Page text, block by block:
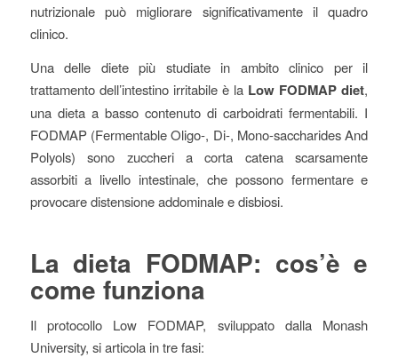
nutrizionale può migliorare significativamente il quadro
clinico.
Una delle diete più studiate in ambito clinico per il
trattamento dell’intestino irritabile è la Low FODMAP diet,
una dieta a basso contenuto di carboidrati fermentabili. I
FODMAP (Fermentable Oligo-, Di-, Mono-saccharides And
Polyols) sono zuccheri a corta catena scarsamente
assorbiti a livello intestinale, che possono fermentare e
provocare distensione addominale e disbiosi.
La dieta FODMAP: cos’è e
come funziona
Il protocollo Low FODMAP, sviluppato dalla Monash
University, si articola in tre fasi: